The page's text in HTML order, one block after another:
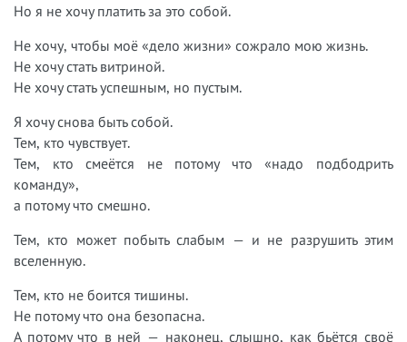
Но я не хочу платить за это собой.
Не хочу, чтобы моё «дело жизни» сожрало мою жизнь.
Не хочу стать витриной.
Не хочу стать успешным, но пустым.
Я хочу снова быть собой.
Тем, кто чувствует.
Тем, кто смеётся не потому что «надо подбодрить
команду»,
а потому что смешно.
Тем, кто может побыть слабым — и не разрушить этим
вселенную.
Тем, кто не боится тишины.
Не потому что она безопасна.
А потому что в ней — наконец, слышно, как бьётся своё